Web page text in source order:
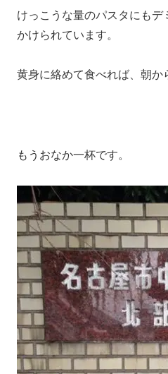
けっこうな量のパスタにもデ
かけられています。
黄身に絡めて食べれば、朝か
もうおなか一杯です。